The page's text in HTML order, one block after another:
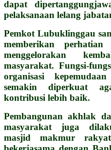
dapat
pelaksanaan lelang
Pemkot Lubuklinggau
memberikan perhatian
menggelorakan
masyarakat. Fungsi-
organisasi
semakin diperkuat
kontribusi lebih baik.
Pembangunan akhlak
masyarakat juga
masjid makmur